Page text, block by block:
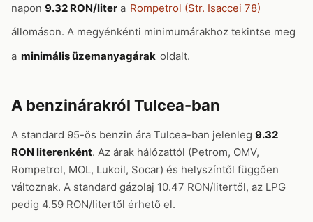
napon 9.32 RON/liter a Rompetrol (Str. Isaccei 78)
állomáson. A megyénkénti minimumárakhoz tekintse meg
a minimális üzemanyagárak oldalt.
A benzinárakról Tulcea-ban
A standard 95-ös benzin ára Tulcea-ban jelenleg 9.32
RON literenként. Az árak hálózattól (Petrom, OMV,
Rompetrol, MOL, Lukoil, Socar) és helyszíntől függően
változnak. A standard gázolaj 10.47 RON/litertől, az LPG
pedig 4.59 RON/litertől érhető el.